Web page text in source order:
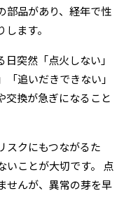
部品があり、経年で性
ます。
突然「点火しない」
「追いだきできない」
交換が急ぎになること
スクにもつながるた
いことが大切です。 点
せんが、異常の芽を早